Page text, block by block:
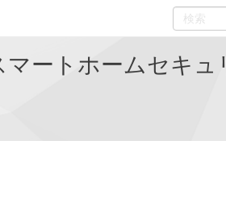
0
selections
ートホームセキュ